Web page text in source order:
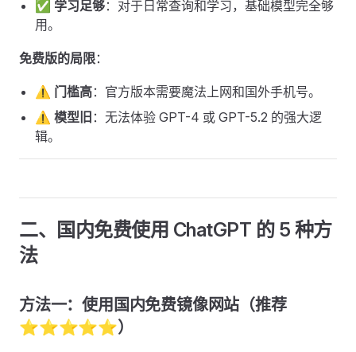
✅ 学习足够：对于日常查询和学习，基础模型完全够
用。
免费版的局限：
⚠️ 门槛高：官方版本需要魔法上网和国外手机号。
⚠️ 模型旧 ：无法体验 GPT-4 或 GPT-5.2 的强大逻
辑。
二、国内免费使用 ChatGPT 的 5 种方
法
方法一：使用国内免费镜像网站（推荐
⭐⭐⭐⭐⭐）